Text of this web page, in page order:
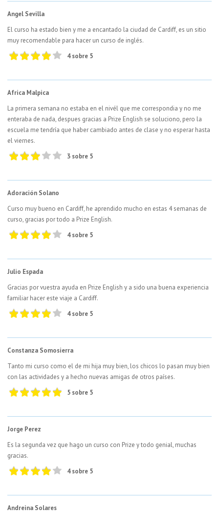
Angel Sevilla
El curso ha estado bien y me a encantado la ciudad de Cardiff, es un sitio
muy recomendable para hacer un curso de inglés.
4 sobre 5
Africa Malpica
La primera semana no estaba en el nivél que me correspondia y no me
enteraba de nada, despues gracias a Prize English se soluciono, pero la
escuela me tendría que haber cambiado antes de clase y no esperar hasta
el viernes.
3 sobre 5
Adoración Solano
Curso muy bueno en Cardiff, he aprendido mucho en estas 4 semanas de
curso, gracias por todo a Prize English.
4 sobre 5
Julio Espada
Gracias por vuestra ayuda en Prize English y a sido una buena experiencia
familiar hacer este viaje a Cardiff.
4 sobre 5
Constanza Somosierra
Tanto mi curso como el de mi hija muy bien, los chicos lo pasan muy bien
con las actividades y a hecho nuevas amigas de otros países.
5 sobre 5
Jorge Perez
Es la segunda vez que hago un curso con Prize y todo genial, muchas
gracias.
4 sobre 5
Andreina Solares